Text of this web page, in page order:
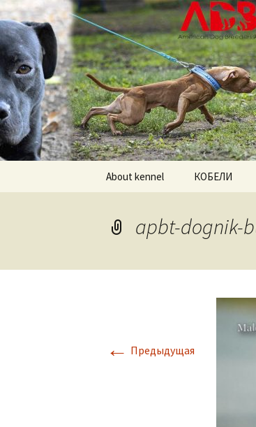
American pitbull
About kennel КОБЕЛИ
apbt-dognik-
← Предыдущая